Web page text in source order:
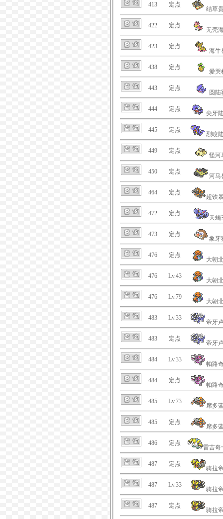
413 定点
结草
422 定点
无壳
423 定点
海牛
438 定点
爱哭
443 定点
圆陆
444 定点
尖牙
445 定点
烈咬
449 定点
怪河
450 定点
河马
464 定点
超铁
472 定点
天蝎
473 定点
象牙
476 定点
大朝
476 Lv.43
大朝
476 Lv.79
大朝
483 Lv.33
帝牙
483 定点
帝牙
484 Lv.33
帕路
484 定点
帕路
485 Lv.73
席多
485 定点
席多
486 定点
雷吉奇
487 定点
骑拉
487 Lv.33
骑拉
487 定点
骑拉